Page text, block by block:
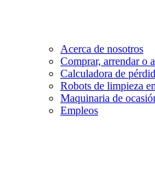
Acerca de nosotros
Comprar, arrendar o
Calculadora de
Robots de limpieza
Maquinaria de
Empleos